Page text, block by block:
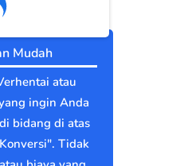
Mudah
atau
ingin Anda
bidang di atas
Tidak